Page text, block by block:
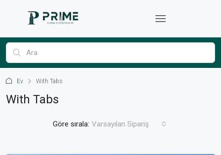
Ev With Tabs
With Tabs
Göre sırala: Varsayılan Sipariş